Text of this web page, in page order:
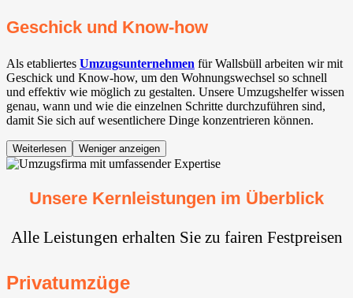
Geschick und Know-how
Als etabliertes Umzugsunternehmen für Wallsbüll arbeiten wir mit
Geschick und Know-how, um den Wohnungswechsel so schnell
und effektiv wie möglich zu gestalten. Unsere Umzugshelfer wissen
genau, wann und wie die einzelnen Schritte durchzuführen sind,
damit Sie sich auf wesentlichere Dinge konzentrieren können.
Weiterlesen Weniger anzeigen
Unsere Kernleistungen im Überblick
Alle Leistungen erhalten Sie zu fairen Festpreisen
Privatumzüge